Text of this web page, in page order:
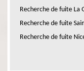
Recherche de fuite La
Recherche de fuite
Recherche de fuite